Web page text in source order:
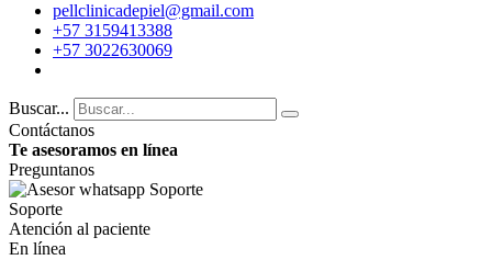
pellclinicadepiel@gmail.com
+57 3159413388
+57 3022630069
Buscar...
Contáctanos
Te asesoramos en línea
Preguntanos
Soporte
Atención al paciente
En línea